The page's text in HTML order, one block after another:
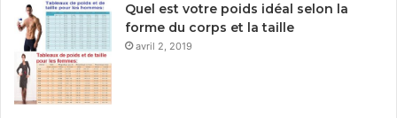
Quel est votre poids idéal selon la
forme du corps et la taille
avril 2, 2019